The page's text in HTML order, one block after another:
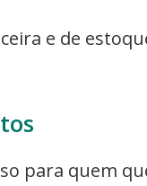
e de
para quem